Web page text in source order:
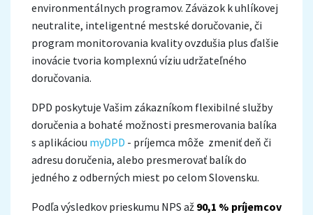
environmentálnych programov. Záväzok k uhlíkovej
neutralite, inteligentné mestské doručovanie, či
program monitorovania kvality ovzdušia plus ďalšie
inovácie tvoria komplexnú víziu udržateľného
doručovania.
DPD poskytuje Vašim zákazníkom flexibilné služby
doručenia a bohaté možnosti presmerovania balíka
s aplikáciou myDPD - príjemca môže zmeniť deň či
adresu doručenia, alebo presmerovať balík do
jedného z odberných miest po celom Slovensku.
Podľa výsledkov prieskumu NPS až 90,1 % príjemcov